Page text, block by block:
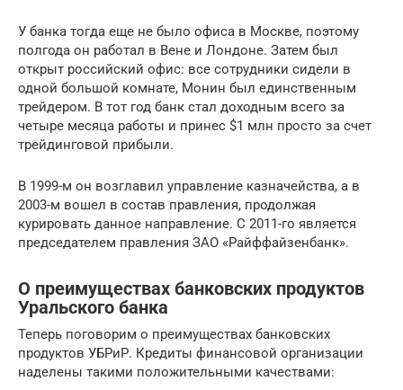
У банка тогда еще не было офиса в Москве, поэтому
полгода он работал в Вене и Лондоне. Затем был
открыт российский офис: все сотрудники сидели в
одной большой комнате, Монин был единственным
трейдером. В тот год банк стал доходным всего за
четыре месяца работы и принес $1 млн просто за счет
трейдинговой прибыли.
В 1999-м он возглавил управление казначейства, а в
2003-м вошел в состав правления, продолжая
курировать данное направление. С 2011-го является
председателем правления ЗАО «Райффайзенбанк».
О преимуществах банковских продуктов
Уральского банка
Теперь поговорим о преимуществах банковских
продуктов УБРиР. Кредиты финансовой организации
наделены такими положительными качествами: